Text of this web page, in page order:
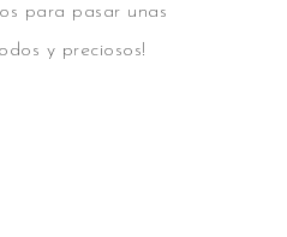
para pasar unas
y preciosos!